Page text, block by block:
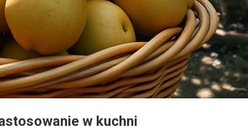
w kuchni